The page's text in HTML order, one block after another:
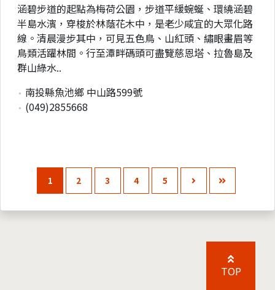
涵碧步道的起點為梅荷公園，步道平緩蜿蜒、環繞涵碧
半島水濱，穿梭於林蔭花木中，是老少咸宜的大眾化路
線。清晨漫步其中，可見五色鳥、山紅頭、繡眼畫眉等
鳥類活躍林間。行至潭畔碼頭可盡覽慈恩塔、拉魯島及
群山綠水..
南投縣魚池鄉 中山路599號
(049)2855668
1 2 3 4 5
TOP